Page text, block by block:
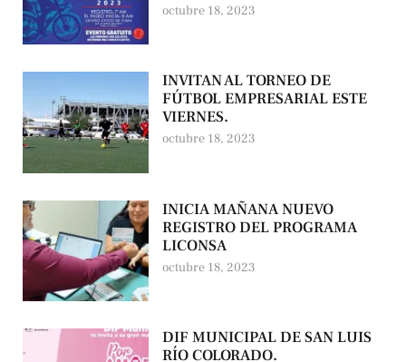
octubre 18, 2023
INVITAN AL TORNEO DE
FÚTBOL EMPRESARIAL ESTE
VIERNES.
octubre 18, 2023
INICIA MAÑANA NUEVO
REGISTRO DEL PROGRAMA
LICONSA
octubre 18, 2023
DIF MUNICIPAL DE SAN LUIS
RÍO COLORADO.